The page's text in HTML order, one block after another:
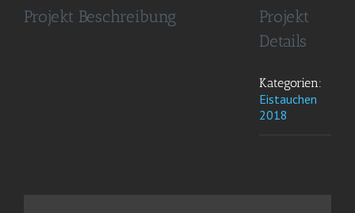
Projekt Beschreibung
Projekt
Details
Kategorien:
Eistauchen
2018